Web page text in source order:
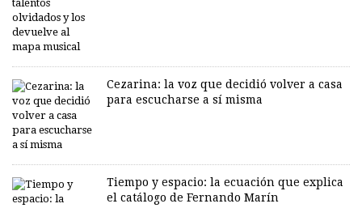
Cezarina: la voz que decidió volver a casa
para escucharse a sí misma
Tiempo y espacio: la ecuación que explica
el catálogo de Fernando Marín